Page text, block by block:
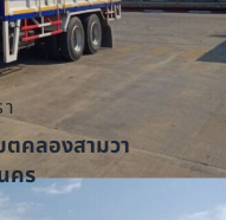
ตคลองสามวา
คร